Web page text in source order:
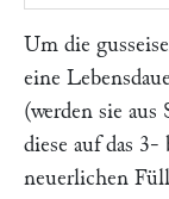
Um die
eine
(werden sie
diese auf das 3-
neuerlichen